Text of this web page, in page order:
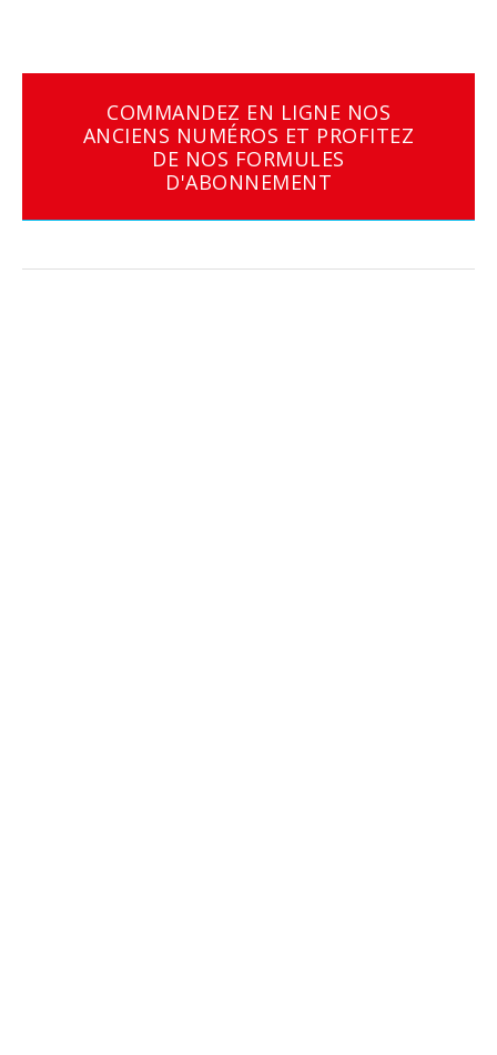
COMMANDEZ EN LIGNE NOS
ANCIENS NUMÉROS ET PROFITEZ
DE NOS FORMULES
D'ABONNEMENT